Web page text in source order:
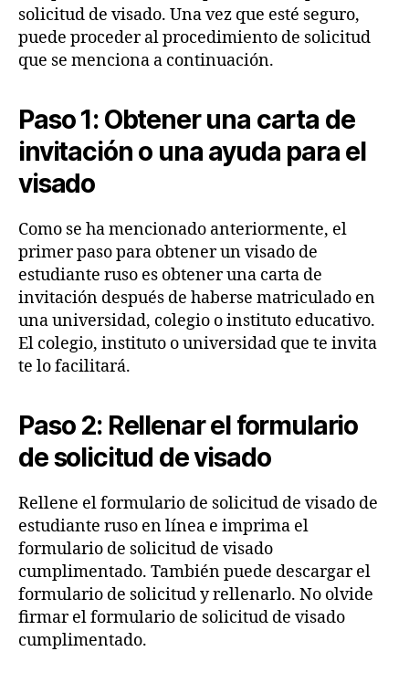
solicitud de visado. Una vez que esté seguro,
puede proceder al procedimiento de solicitud
que se menciona a continuación.
Paso 1: Obtener una carta de
invitación o una ayuda para el
visado
Como se ha mencionado anteriormente, el
primer paso para obtener un visado de
estudiante ruso es obtener una carta de
invitación después de haberse matriculado en
una universidad, colegio o instituto educativo.
El colegio, instituto o universidad que te invita
te lo facilitará.
Paso 2: Rellenar el formulario
de solicitud de visado
Rellene el formulario de solicitud de visado de
estudiante ruso en línea e imprima el
formulario de solicitud de visado
cumplimentado. También puede descargar el
formulario de solicitud y rellenarlo. No olvide
firmar el formulario de solicitud de visado
cumplimentado.